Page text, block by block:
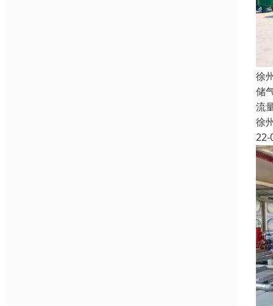
徐
储
流
徐
22-